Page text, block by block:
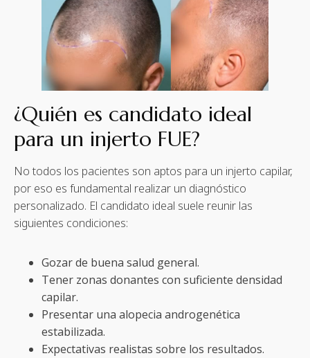
¿Quién es candidato ideal
para un injerto FUE?
No todos los pacientes son aptos para un injerto capilar,
por eso es fundamental realizar un diagnóstico
personalizado. El candidato ideal suele reunir las
siguientes condiciones:
Gozar de buena salud general.
Tener zonas donantes con suficiente densidad
capilar.
Presentar una alopecia androgenética
estabilizada.
Expectativas realistas sobre los resultados.